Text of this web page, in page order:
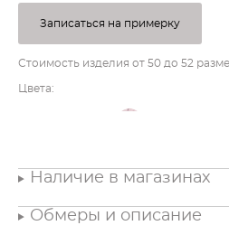
Записаться на примерку
Стоимость изделия от 50 до 52
Цвета:
Наличие в магазинах
Обмеры и описание